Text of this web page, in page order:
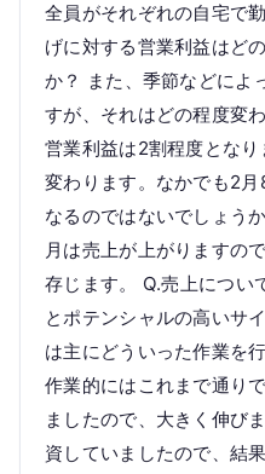
全員がそれぞれの自宅で
げに対する営業利益はど
か？ また、季節などによ
すが、それはどの程度変
営業利益は2割程度となり
変わります。なかでも2
なるのではないでしょう
月は売上が上がりますの
存じます。 Q.売上につい
とポテンシャルの高いサ
は主にどういった作業を
作業的にはこれまで通り
ましたので、大きく伸び
資していましたので、結